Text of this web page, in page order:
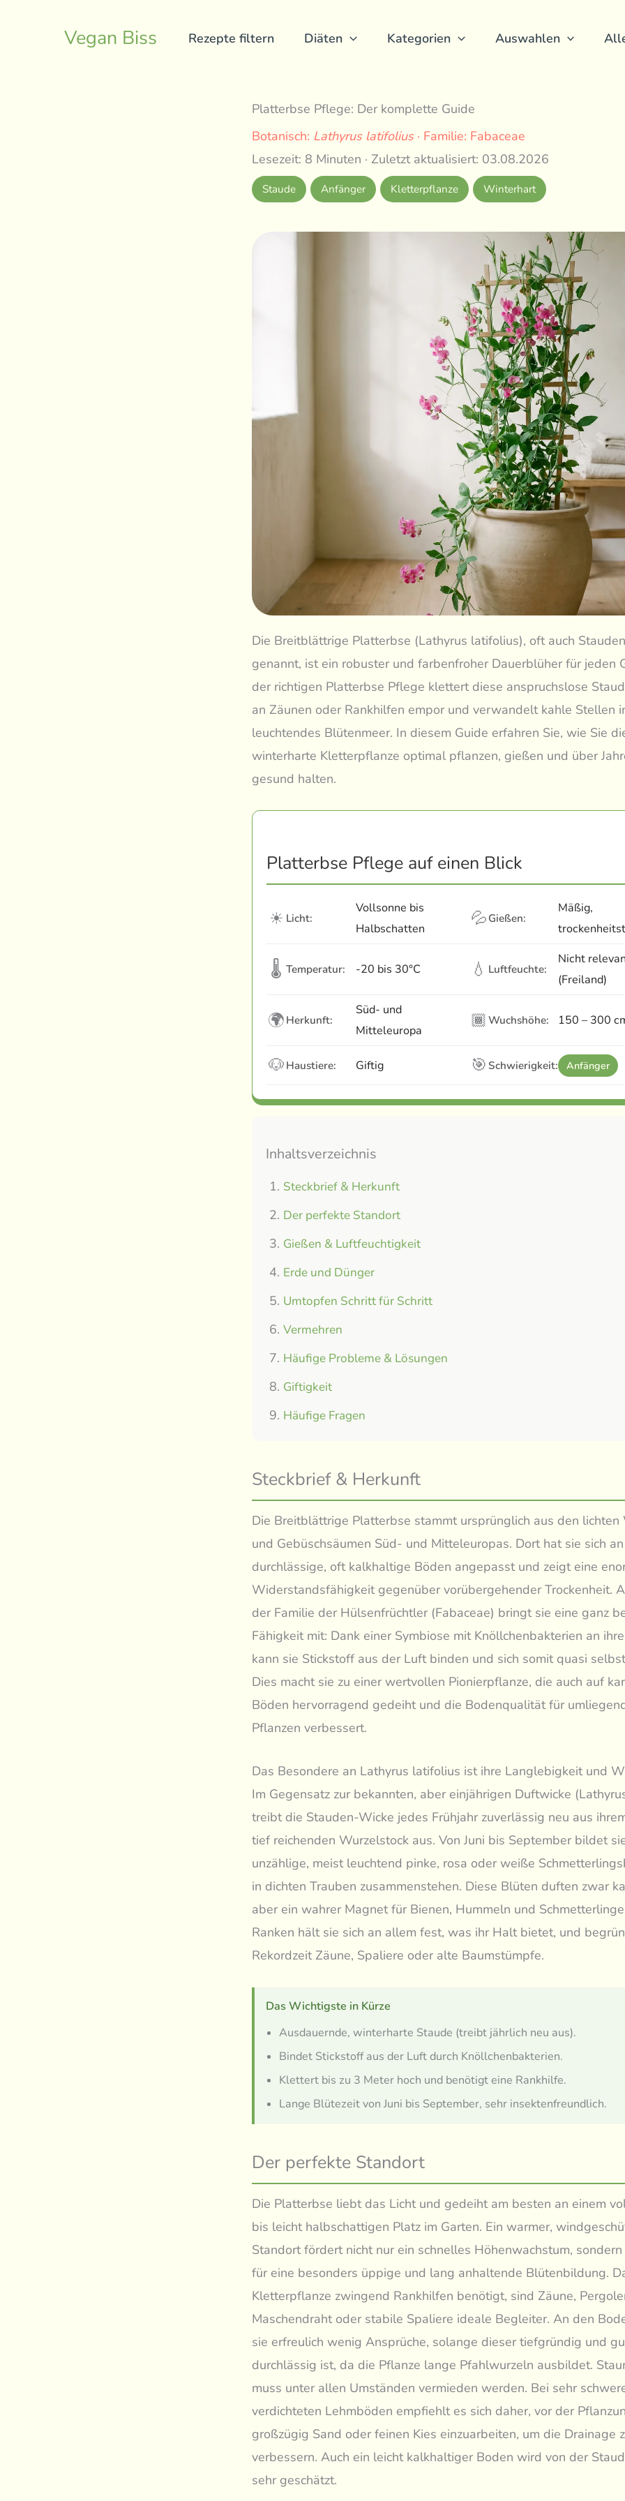
Vegan Biss Rezepte filtern Diäten Kategorien Auswahlen
Platterbse Pflege: Der komplette Guide
Botanisch: Lathyrus latifolius· Familie: Fabaceae
Lesezeit: 8 Minuten · Zuletzt aktualisiert: 03.08.2026
Staude Anfänger Kletterpflanze Winterhart
Die Breitblättrige Platterbse (Lathyrus latifolius), oft auch
genannt, ist ein robuster und farbenfroher Dauerblüher für jeden
der richtigen Platterbse Pflege klettert diese anspruchslose
an Zäunen oder Rankhilfen empor und verwandelt kahle Stellen
leuchtendes Blütenmeer. In diesem Guide erfahren Sie, wie Sie
winterharte Kletterpflanze optimal pflanzen, gießen und über
gesund halten.
Platterbse Pflege auf einen Blick
☀ Licht:
Vollsonne bis
Halbschatten
💦 Gießen:
Mäßig,
🌡 Temperatur: -20 bis 30°C 💧 Luftfeuchte:
Nicht
(Freiland)
🌍 Herkunft:
Süd- und
Mitteleuropa
🏾 Wuchshöhe: 150 – 300
🐶 Haustiere: Giftig 🎯 Schwierigkeit: Anfänger
Inhaltsverzeichnis
Steckbrief & Herkunft
Der perfekte Standort
Gießen & Luftfeuchtigkeit
Erde und Dünger
Umtopfen Schritt für Schritt
Vermehren
Häufige Probleme & Lösungen
Giftigkeit
Häufige Fragen
Steckbrief & Herkunft
Die Breitblättrige Platterbse stammt ursprünglich aus den
und Gebüschsäumen Süd- und Mitteleuropas. Dort hat sie sich an
durchlässige, oft kalkhaltige Böden angepasst und zeigt eine
Widerstandsfähigkeit gegenüber vorübergehender Trockenheit.
der Familie der Hülsenfrüchtler (Fabaceae) bringt sie eine ganz
Fähigkeit mit: Dank einer Symbiose mit Knöllchenbakterien an
kann sie Stickstoff aus der Luft binden und sich somit quasi
Dies macht sie zu einer wertvollen Pionierpflanze, die auch auf
Böden hervorragend gedeiht und die Bodenqualität für
Pflanzen verbessert.
Das Besondere an Lathyrus latifolius ist ihre Langlebigkeit und
Im Gegensatz zur bekannten, aber einjährigen Duftwicke
treibt die Stauden-Wicke jedes Frühjahr zuverlässig neu aus
tief reichenden Wurzelstock aus. Von Juni bis September bildet
unzählige, meist leuchtend pinke, rosa oder weiße
in dichten Trauben zusammenstehen. Diese Blüten duften zwar
aber ein wahrer Magnet für Bienen, Hummeln und
Ranken hält sie sich an allem fest, was ihr Halt bietet, und
Rekordzeit Zäune, Spaliere oder alte Baumstümpfe.
Das Wichtigste in Kürze
Ausdauernde, winterharte Staude (treibt jährlich neu aus).
Bindet Stickstoff aus der Luft durch Knöllchenbakterien.
Klettert bis zu 3 Meter hoch und benötigt eine Rankhilfe.
Lange Blütezeit von Juni bis September, sehr insektenfreundlich.
Der perfekte Standort
Die Platterbse liebt das Licht und gedeiht am besten an einem
bis leicht halbschattigen Platz im Garten. Ein warmer,
Standort fördert nicht nur ein schnelles Höhenwachstum,
für eine besonders üppige und lang anhaltende Blütenbildung.
Kletterpflanze zwingend Rankhilfen benötigt, sind Zäune,
Maschendraht oder stabile Spaliere ideale Begleiter. An den
sie erfreulich wenig Ansprüche, solange dieser tiefgründig und
durchlässig ist, da die Pflanze lange Pfahlwurzeln ausbildet.
muss unter allen Umständen vermieden werden. Bei sehr
verdichteten Lehmböden empfiehlt es sich daher, vor der
großzügig Sand oder feinen Kies einzuarbeiten, um die Drainage
verbessern. Auch ein leicht kalkhaltiger Boden wird von der
sehr geschätzt.